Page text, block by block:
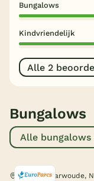
Bungalows
Kindvriendelijk
Alle 2
Bungalows
Alle
Noord-Scharwoude,